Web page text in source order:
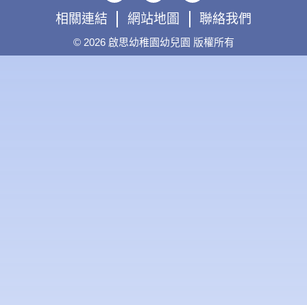
c
b
o
o
s
t
g
r
u
b
e
相關連結​ 網站地圖​​ 聯絡我們​
© 2026 啟思幼稚園幼兒園 版權所有